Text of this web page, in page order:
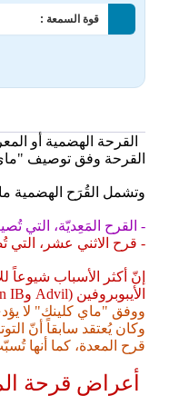
قوة السمعة :
القرحة الهضمية أو
القرحة وفق توصيف "ماي
وتشمل القُرَح الهضمية
- القرح المَعِديّة، التي
- قرح الاثني عشر، التي
الأيبوبروفين (Advil وMotrin IB وغيرهما) ونابروكسين الصوديوم (Aleve).
ووفق "ماي كلينك" لا
قرح المعدة، كما أنها
أعراض قرحة